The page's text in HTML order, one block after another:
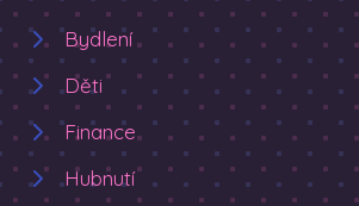
Bydlení
Děti
Finance
Hubnutí